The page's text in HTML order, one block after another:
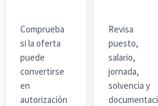
Comprueba
si la oferta
puede
convertirse
en
autorización
Revisa
puesto,
salario,
jornada,
solvencia y
documentaci